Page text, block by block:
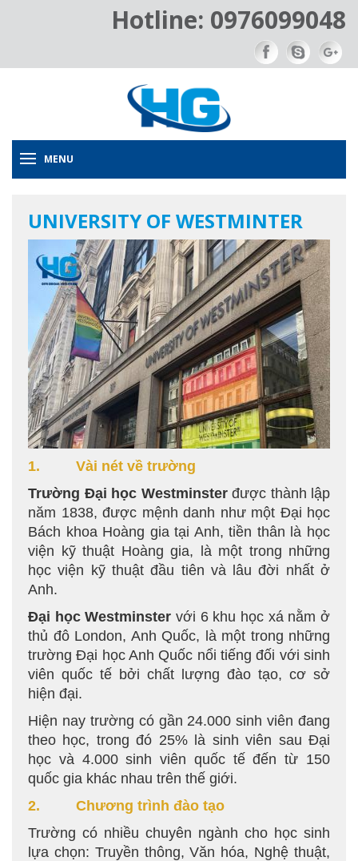
Hotline: 0976099048
MENU
UNIVERSITY OF WESTMINTER
1. Vài nét về trường
Trường Đại học Westminsterđược thành lập
năm 1838, được mệnh danh như một Đại học
Bách khoa Hoàng gia tại Anh, tiền thân là học
viện kỹ thuật Hoàng gia, là một trong những
học viện kỹ thuật đầu tiên và lâu đời nhất ở
Anh.
Đại học Westminster với 6 khu học xá nằm ở
thủ đô London, Anh Quốc, là một trong những
trường Đại học Anh Quốc nổi tiếng đối với sinh
viên quốc tế bởi chất lượng đào tạo, cơ sở
hiện đại.
Hiện nay trường có gần 24.000 sinh viên đang
theo học, trong đó 25% là sinh viên sau Đại
học và 4.000 sinh viên quốc tế đến từ 150
quốc gia khác nhau trên thế giới.
2. Chương trình đào tạo
Trường có nhiều chuyên ngành cho học sinh
lựa chọn: Truyền thông, Văn hóa, Nghệ thuật,